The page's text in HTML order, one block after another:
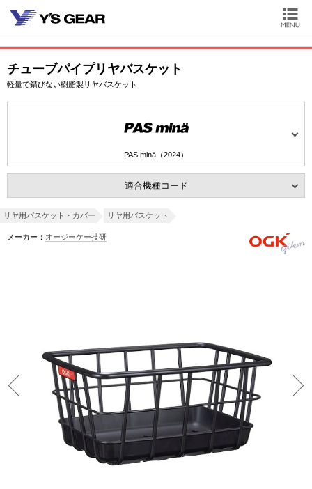
チューブパイプリヤバスケット
軽量で錆びない樹脂製リヤバスケット
PAS minä（2024）
適合機種コード
リヤ用バスケット・カバー リヤ用バスケット
メーカー： オージーケー技研